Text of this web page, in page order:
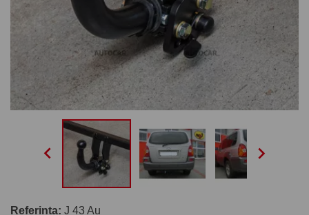
 
Referinta: J 43 Au